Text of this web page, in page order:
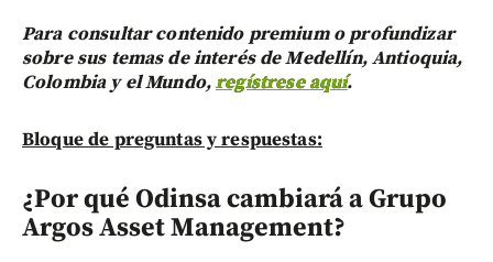
Para consultar contenido premium o profundizar
sobre sus temas de interés de Medellín, Antioquia,
Colombia y el Mundo,regístrese aquí.
Bloque de preguntas y respuestas:
¿Por qué Odinsa cambiará a Grupo
Argos Asset Management?